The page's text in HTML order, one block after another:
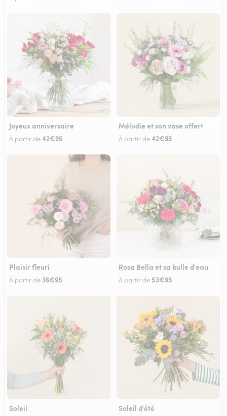
Joyeux anniversaire
À partir de42€95
Mélodie et son vase offert
À partir de42€95
Plaisir fleuri
À partir de 36€95
Rosa Bella et sa bulle d'eau
À partir de 53€95
Soleil Soleil d'été